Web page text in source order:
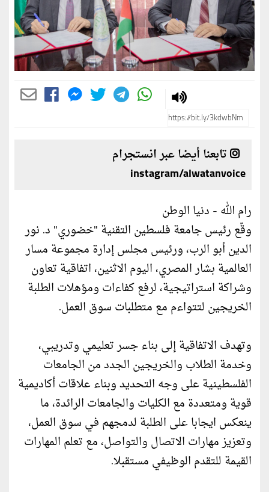
تابعنا أيضا عبر انستجرام
instagram/alwatanvoice
رام الله - دنيا الوطن
وقّع رئيس جامعة فلسطين التقنية "خضوري" د. نور
الدين أبو الرب، ورئيس مجلس إدارة مجموعة مسار
العالمية بشار المصري، اليوم الاثنين، اتفاقية تعاون
وشراكة استراتيجية، لرفع كفاءات ومؤهلات الطلبة
الخريجين لتتواءم مع متطلبات سوق العمل.
وتهدف الاتفاقية إلى بناء جسر تعليمي وتدريبي،
وخدمة الطلاب والخريجين الجدد من الجامعات
الفلسطينية على وجه التحديد وبناء علاقات أكاديمية
قوية ومتعددة مع الكليات والجامعات الرائدة، ما
ينعكس ايجابا على الطلبة لدمجهم في سوق العمل،
وتعزيز مهارات الاتصال والتواصل، مع تعلم المهارات
القيمة للتقدم الوظيفي مستقبلا.